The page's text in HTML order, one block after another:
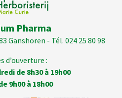
Pharma
Ganshoren - Tél. 024 25 80 98
d’ouverture :
de 8h30 à 19h00
9h00 à 18h00